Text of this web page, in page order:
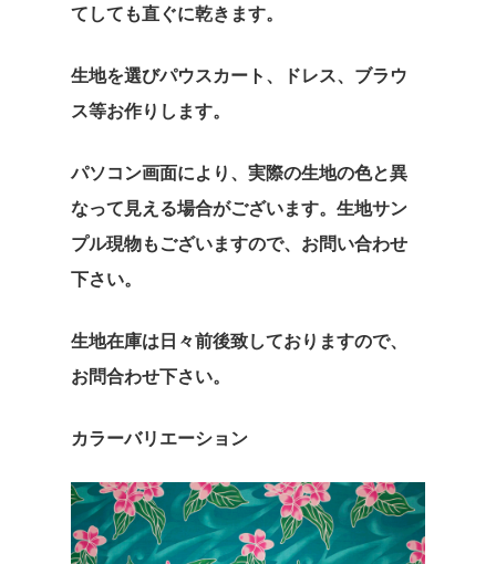
てしても直ぐに乾きます。
生地を選びパウスカート、ドレス、ブラウ
ス等お作りします。
パソコン画面により、実際の生地の色と異
なって見える場合がございます。生地サン
プル現物もございますので、お問い合わせ
下さい。
生地在庫は日々前後致しておりますので、
お問合わせ下さい。
カラーバリエーション
ハワイアンプリント
ポリコットン総柄
コットン100％
ポリエステル
ストレッチ生地
ポリコットンチェッ
ドレス
エスポワールオリジ
ス
パウスカート
フレアースカート
ブラウス
Tシャツ
お問い合わせ
Espoirhula
インスタ
TEL :045-507-9049
9059